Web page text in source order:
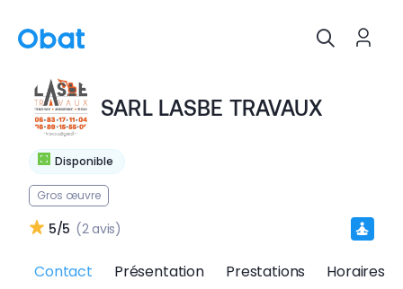
Disponible
SARL LASBE TRAVAUX
Gros œuvre
5/5 (2 avis)
Contact Présentation Prestations Horaires